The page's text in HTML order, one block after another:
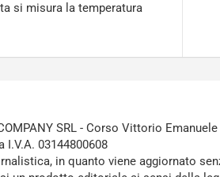
si misura la temperatura
SRL - Corso Vittorio Emanuele
I.V.A. 03144800608
in quanto viene aggiornato